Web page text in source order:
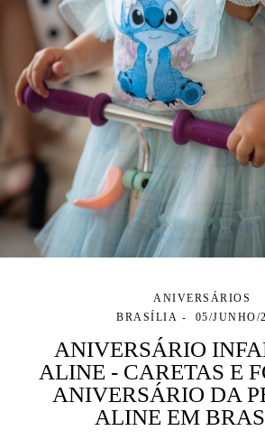
ANIVERSÁRIOS
BRASÍLIA
05/JUNHO/
ANIVERSÁRIO
ALINE - CARETAS E
ANIVERSÁRIO DA
ALINE EM